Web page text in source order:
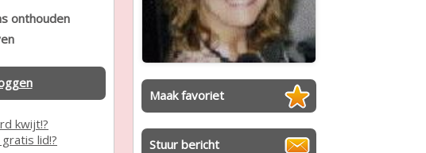
Maak favoriet
Stuur bericht
onthouden
kwijt!?
lid!?